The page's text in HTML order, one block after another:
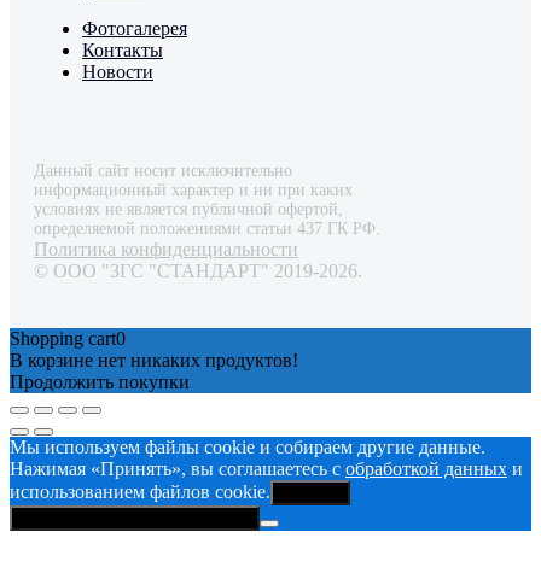
Фотогалерея
Контакты
Новости
Данный сайт носит исключительно
информационный характер и ни при каких
условиях не является публичной офертой,
определяемой положениями статьи 437 ГК РФ.
Политика конфиденциальности
© ООО "ЗГС "СТАНДАРТ" 2019-2026.
Shopping cart0
В корзине нет никаких продуктов!
Продолжить покупки
Мы используем файлы cookie и собираем другие данные.
Нажимая «Принять», вы соглашаетесь с обработкой данных и
использованием файлов cookie.